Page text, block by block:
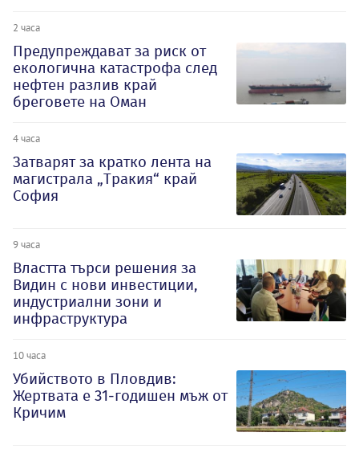
2 часа
Предупреждават за риск от
екологична катастрофа след
нефтен разлив край
бреговете на Оман
4 часа
Затварят за кратко лента на
магистрала „Тракия“ край
София
9 часа
Властта търси решения за
Видин с нови инвестиции,
индустриални зони и
инфраструктура
10 часа
Убийството в Пловдив:
Жертвата е 31-годишен мъж от
Кричим